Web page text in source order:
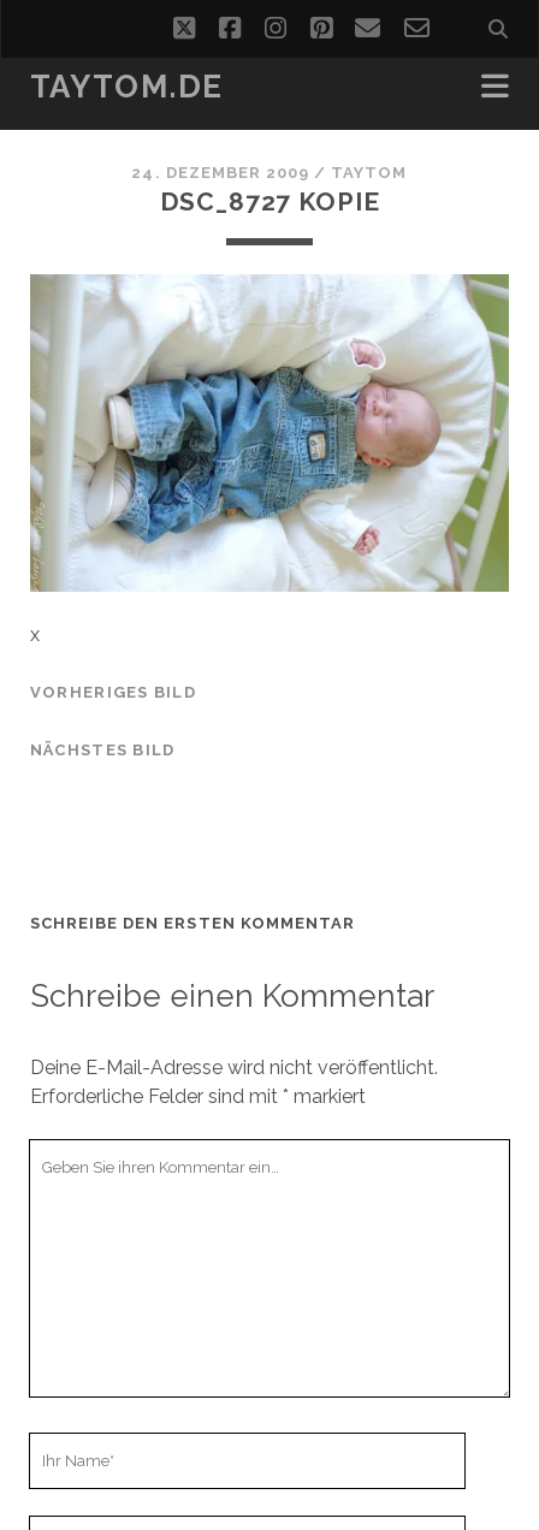
twitterfacebookinstagram
pinterest
emailemail-
form
TAYTOM.DE
24. DEZEMBER 2009 / TAYTOM
DSC_8727 KOPIE
x
VORHERIGES BILD
NÄCHSTES BILD
SCHREIBE DEN ERSTEN KOMMENTAR
Schreibe einen Kommentar
Deine E-Mail-Adresse wird nicht veröffentlicht.
Erforderliche Felder sind mit * markiert